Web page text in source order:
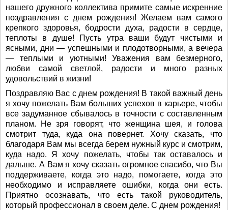
нашего дружного коллектива примите самые искренние
поздравления с днем рождения! Желаем вам самого
крепкого здоровья, бодрости духа, радости в сердце,
теплоты в душе! Пусть утра ваши будут чистыми и
ясными, дни — успешными и плодотворными, а вечера
— теплыми и уютными! Уважения вам безмерного,
любви самой светлой, радости и много разных
удовольствий в жизни!
Поздравляю Вас с днем рождения! В такой важный день
я хочу пожелать Вам больших успехов в карьере, чтобы
все задуманное сбывалось в точности с составленным
планом. Не зря говорят, что женщина шея, и голова
смотрит туда, куда она повернет. Хочу сказать, что
благодаря Вам мы всегда берем нужный курс и смотрим,
куда надо. Я хочу пожелать, чтобы так оставалось и
дальше. А Вам я хочу сказать огромное спасибо, что Вы
поддерживаете, когда это надо, помогаете, когда это
необходимо и исправляете ошибки, когда они есть.
Приятно осознавать, что есть такой руководитель,
который профессионал в своем деле. С днем рождения!